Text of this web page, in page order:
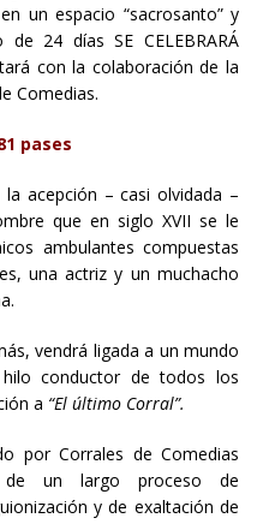
un espacio “sacrosanto” y
24 días SE CELEBRARÁ
con la colaboración de la
Comedias.
pases
acepción – casi olvidada –
que en siglo XVII se le
ambulantes compuestas
una actriz y un muchacho
vendrá ligada a un mundo
conductor de todos los
a “El último Corral”.
por Corrales de Comedias
un largo proceso de
y de exaltación de